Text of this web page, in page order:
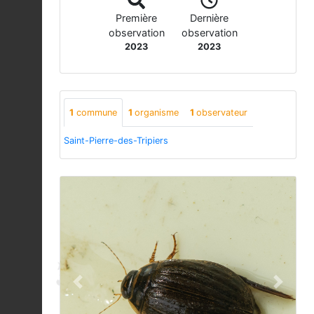
Première
observation
2023
Dernière
observation
2023
1 commune 1 organisme 1 observateur
Saint-Pierre-des-Tripiers
Previous Next